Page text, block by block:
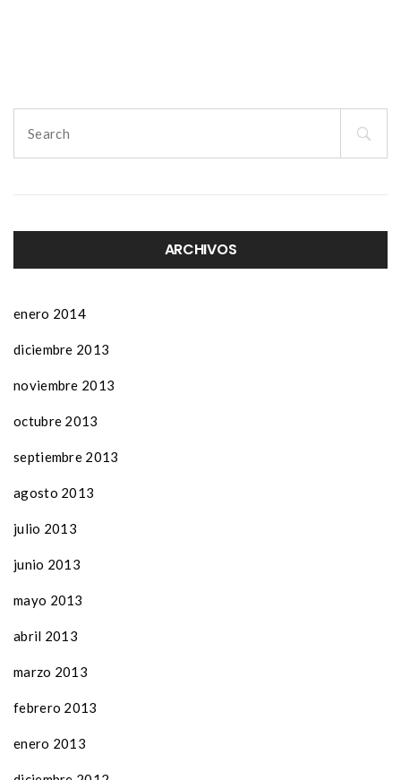
for:
ARCHIVOS
enero 2014
diciembre 2013
noviembre 2013
octubre 2013
septiembre 2013
agosto 2013
julio 2013
junio 2013
mayo 2013
abril 2013
marzo 2013
febrero 2013
enero 2013